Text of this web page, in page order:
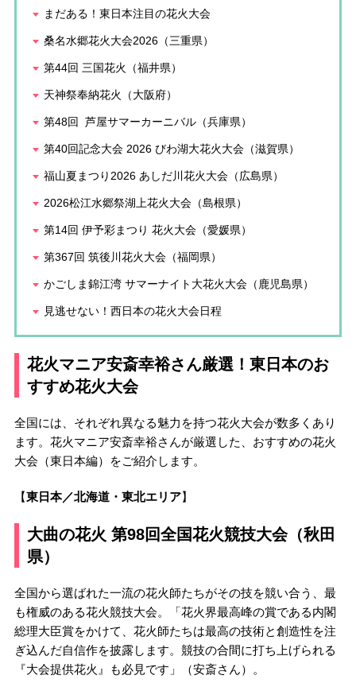
まだある！東日本注目の花火大会
桑名水郷花火大会2026（三重県）
第44回 三国花火（福井県）
天神祭奉納花火（大阪府）
第48回 芦屋サマーカーニバル（兵庫県）
第40回記念大会 2026 びわ湖大花火大会（滋賀県）
福山夏まつり2026 あしだ川花火大会（広島県）
2026松江水郷祭湖上花火大会（島根県）
第14回 伊予彩まつり 花火大会（愛媛県）
第367回 筑後川花火大会（福岡県）
かごしま錦江湾 サマーナイト大花火大会（鹿児島県）
見逃せない！西日本の花火大会日程
花火マニア安斎幸裕さん厳選！東日本のお
すすめ花火大会
全国には、それぞれ異なる魅力を持つ花火大会が数多くあり
ます。花火マニア安斎幸裕さんが厳選した、おすすめの花火
大会（東日本編）をご紹介します。
【東日本／北海道・東北エリア】
大曲の花火 第98回全国花火競技大会（秋田
県）
全国から選ばれた一流の花火師たちがその技を競い合う、最
も権威のある花火競技大会。「花火界最高峰の賞である内閣
総理大臣賞をかけて、花火師たちは最高の技術と創造性を注
ぎ込んだ自信作を披露します。競技の合間に打ち上げられる
『大会提供花火』も必見です」（安斎さん）。